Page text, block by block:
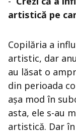
artistică pe
Copilăria a
artistic, dar
au lăsat o
din perioada
așa mod în
asta, ele s-au
artistică. Dar